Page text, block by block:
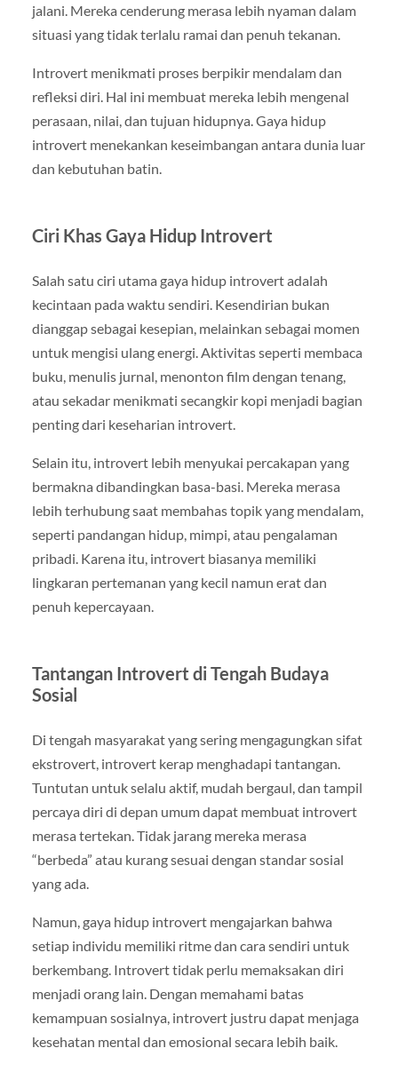
jalani. Mereka cenderung merasa lebih nyaman dalam
situasi yang tidak terlalu ramai dan penuh tekanan.
Introvert menikmati proses berpikir mendalam dan
refleksi diri. Hal ini membuat mereka lebih mengenal
perasaan, nilai, dan tujuan hidupnya. Gaya hidup
introvert menekankan keseimbangan antara dunia luar
dan kebutuhan batin.
Ciri Khas Gaya Hidup Introvert
Salah satu ciri utama gaya hidup introvert adalah
kecintaan pada waktu sendiri. Kesendirian bukan
dianggap sebagai kesepian, melainkan sebagai momen
untuk mengisi ulang energi. Aktivitas seperti membaca
buku, menulis jurnal, menonton film dengan tenang,
atau sekadar menikmati secangkir kopi menjadi bagian
penting dari keseharian introvert.
Selain itu, introvert lebih menyukai percakapan yang
bermakna dibandingkan basa-basi. Mereka merasa
lebih terhubung saat membahas topik yang mendalam,
seperti pandangan hidup, mimpi, atau pengalaman
pribadi. Karena itu, introvert biasanya memiliki
lingkaran pertemanan yang kecil namun erat dan
penuh kepercayaan.
Tantangan Introvert di Tengah Budaya
Sosial
Di tengah masyarakat yang sering mengagungkan sifat
ekstrovert, introvert kerap menghadapi tantangan.
Tuntutan untuk selalu aktif, mudah bergaul, dan tampil
percaya diri di depan umum dapat membuat introvert
merasa tertekan. Tidak jarang mereka merasa
“berbeda” atau kurang sesuai dengan standar sosial
yang ada.
Namun, gaya hidup introvert mengajarkan bahwa
setiap individu memiliki ritme dan cara sendiri untuk
berkembang. Introvert tidak perlu memaksakan diri
menjadi orang lain. Dengan memahami batas
kemampuan sosialnya, introvert justru dapat menjaga
kesehatan mental dan emosional secara lebih baik.